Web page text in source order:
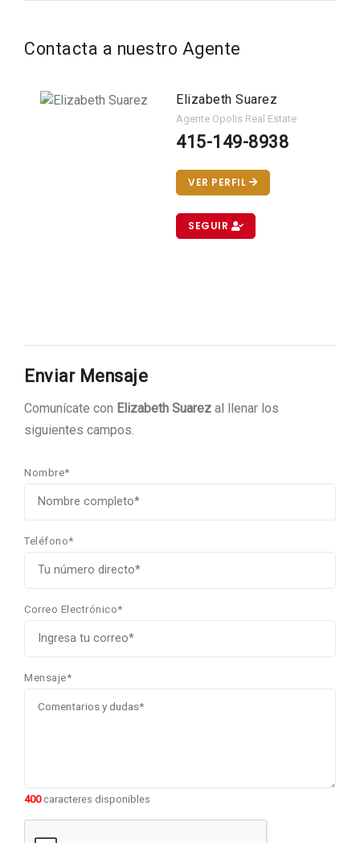
Contacta a nuestro Agente
Elizabeth Suarez
Agente Opolis Real Estate
415-149-8938
VER PERFIL
SEGUIR
Enviar Mensaje
Comunícate con Elizabeth Suarez al llenar los
siguientes campos.
Nombre*
Teléfono*
Correo Electrónico*
Mensaje*
400caracteres disponibles